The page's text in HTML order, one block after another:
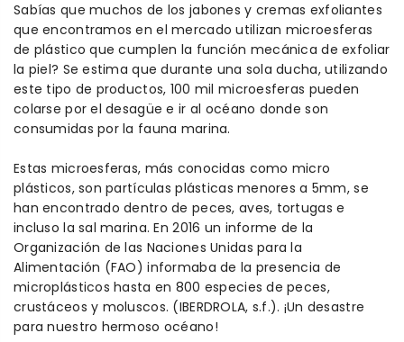
Sabías que muchos de los jabones y cremas exfoliantes
que encontramos en el mercado utilizan microesferas
de plástico que cumplen la función mecánica de exfoliar
la piel? Se estima que durante una sola ducha, utilizando
este tipo de productos, 100 mil microesferas pueden
colarse por el desagüe e ir al océano donde son
consumidas por la fauna marina.
Estas microesferas, más conocidas como micro
plásticos, son partículas plásticas menores a 5mm, se
han encontrado dentro de peces, aves, tortugas e
incluso la sal marina. En 2016 un informe de la
Organización de las Naciones Unidas para la
Alimentación (FAO) informaba de la presencia de
microplásticos hasta en 800 especies de peces,
crustáceos y moluscos. (IBERDROLA, s.f.). ¡Un desastre
para nuestro hermoso océano!